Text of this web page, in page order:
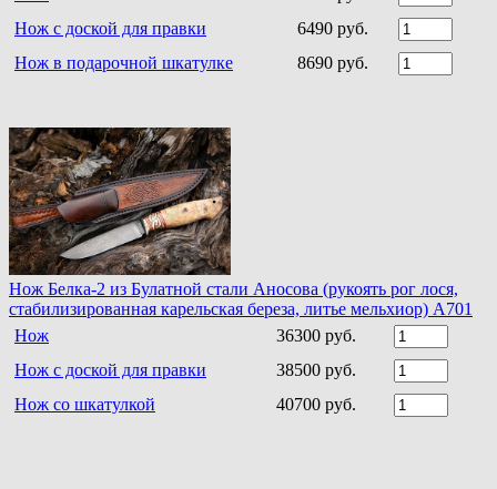
Нож с доской для правки
6490 руб.
Нож в подарочной шкатулке
8690 руб.
Нож Белка-2 из Булатной стали Аносова (рукоять рог лося,
стабилизированная карельская береза, литье мельхиор) A701
Нож
36300 руб.
Нож с доской для правки
38500 руб.
Нож со шкатулкой
40700 руб.